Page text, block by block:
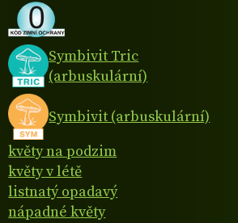
Symbivit Tric
(arbuskulární)
Symbivit (arbuskulární)
květy na podzim
květy v létě
listnatý opadavý
nápadné květy